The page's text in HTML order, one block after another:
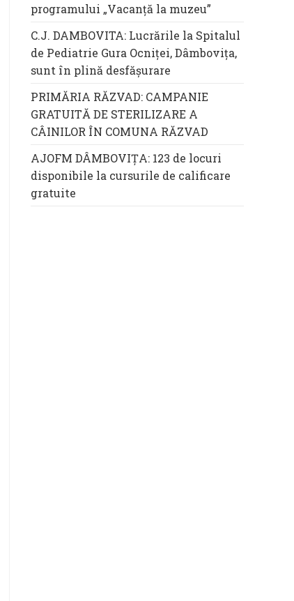
programului „Vacanță la muzeu”
C.J. DAMBOVITA: Lucrările la Spitalul
de Pediatrie Gura Ocniței, Dâmbovița,
sunt în plină desfășurare
PRIMĂRIA RĂZVAD: CAMPANIE
GRATUITĂ DE STERILIZARE A
CÂINILOR ÎN COMUNA RĂZVAD
AJOFM DÂMBOVIȚA: 123 de locuri
disponibile la cursurile de calificare
gratuite